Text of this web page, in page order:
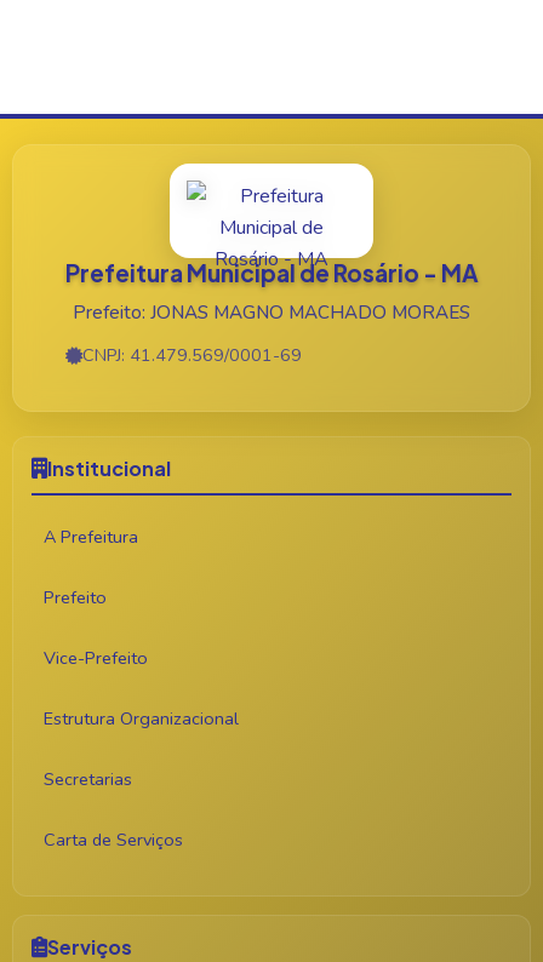
Prefeitura Municipal de Rosário - MA
Prefeito: JONAS MAGNO MACHADO MORAES
CNPJ: 41.479.569/0001-69
Institucional
A Prefeitura
Prefeito
Vice-Prefeito
Estrutura Organizacional
Secretarias
Carta de Serviços
Serviços